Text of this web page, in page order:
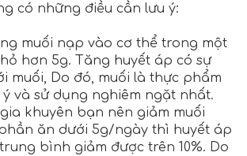
có những điều cần lưu ý:
muối nạp vào cơ thể trong một
hơn 5g. Tăng huyết áp có sự
muối, Do đó, muối là thực phẩm
và sử dụng nghiêm ngặt nhất.
khuyên bạn nên giảm muối
ăn dưới 5g/ngày thì huyết áp
bình giảm được trên 10%. Do